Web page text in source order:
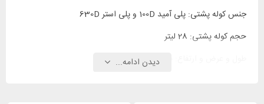
جنس کوله پشتی: پلی آمید 100D و پلی استر 630D
حجم کوله پشتی: 28 لیتر
دیدن ادامه...